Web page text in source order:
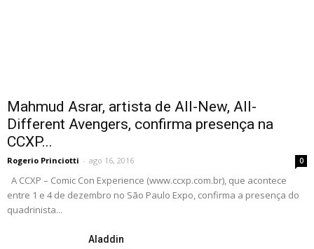
Mahmud Asrar, artista de All-New, All-
Different Avengers, confirma presença na
CCXP...
Rogerio Princiotti - ago 16, 2016 0
A CCXP – Comic Con Experience (www.ccxp.com.br), que acontece
entre 1 e 4 de dezembro no São Paulo Expo, confirma a presença do
quadrinista...
Aladdin